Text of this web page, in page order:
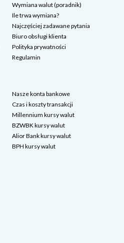
Wymiana walut (poradnik)
Ile trwa wymiana?
Najczęściej zadawane pytania
Biuro obsługi klienta
Polityka prywatności
Regulamin
Nasze konta bankowe
Czas i koszty transakcji
Millennium kursy walut
BZWBK kursy walut
Alior Bank kursy walut
BPH kursy walut